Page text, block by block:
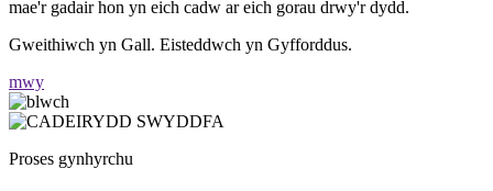
mae'r gadair hon yn eich cadw ar eich gorau drwy'r dydd.
Gweithiwch yn Gall. Eisteddwch yn Gyfforddus.
mwy
Proses gynhyrchu